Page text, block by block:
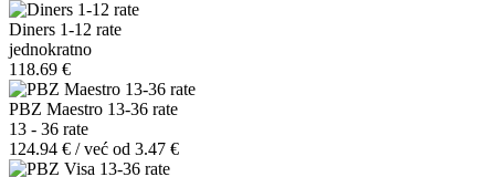
Diners 1-12 rate
jednokratno
118.69 €
PBZ Maestro 13-36 rate
13 - 36 rate
124.94 € / već od 3.47 €